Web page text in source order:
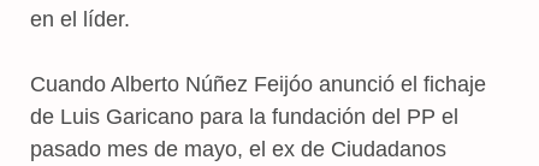
en el líder.
Cuando Alberto Núñez Feijóo anunció el fichaje
de Luis Garicano para la fundación del PP el
pasado mes de mayo, el ex de Ciudadanos